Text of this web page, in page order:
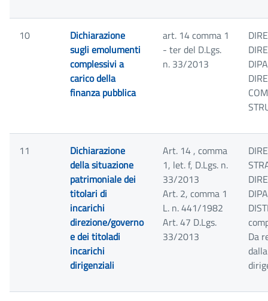
10
Dichiarazione
sugli emolumenti
complessivi a
carico della
finanza pubblica
art. 14 comma 1
- ter del D.Lgs.
n. 33/2013
11
Dichiarazione
della situazione
patrimoniale dei
titolari di
incarichi
direzione/governo
e dei titoladi
incarichi
dirigenziali
Art. 14 , comma
1, let. f, D.Lgs. n.
33/2013
Art. 2, comma 1
L. n. 441/1982
Art. 47 D.Lgs.
33/2013
Da